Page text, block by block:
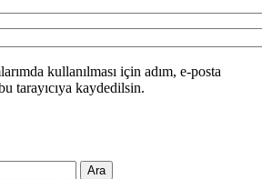
kullanılması için adım, e-posta
tarayıcıya kaydedilsin.